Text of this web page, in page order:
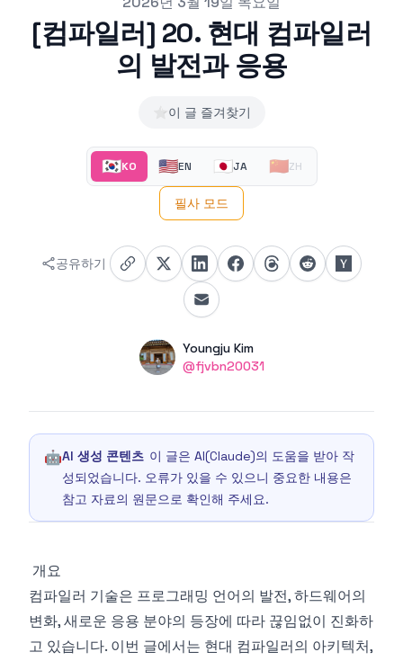
[컴파일러] 20. 현대 컴파일러
의 발전과 응용
⭐이 글 즐겨찾기
🇰🇷KO 🇺🇸EN 🇯🇵JA 🇨🇳ZH
필사 모드
공유하기
Name
Youngju Kim
Twitter
@fjvbn20031
🤖AI 생성 콘텐츠 이 글은 AI(Claude)의 도움을 받아 작
성되었습니다. 오류가 있을 수 있으니 중요한 내용은
참고 자료의 원문으로 확인해 주세요.
개요
컴파일러 기술은 프로그래밍 언어의 발전, 하드웨어의
변화, 새로운 응용 분야의 등장에 따라 끊임없이 진화하
고 있습니다. 이번 글에서는 현대 컴파일러의 아키텍처,